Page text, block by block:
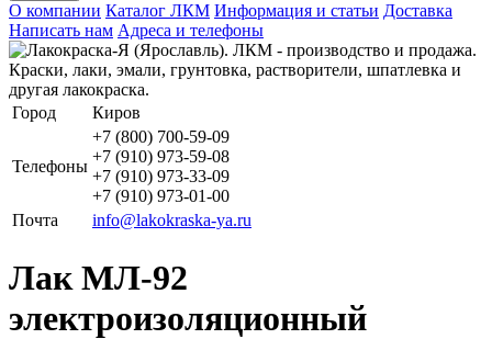
О компании Каталог ЛКМ Информация и статьи Доставка
Написать нам Адреса и телефоны
Город Киров
Телефоны
+7 (800) 700-59-09
+7 (910) 973-59-08
+7 (910) 973-33-09
+7 (910) 973-01-00
Почта
info@lakokraska-ya.ru
Лак МЛ-92
электроизоляционный